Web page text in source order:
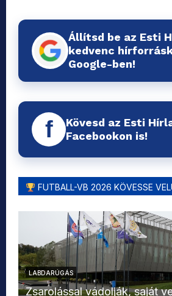
Állítsd be az Esti
kedvenc
Google-ben!
f
Kövesd az Esti
Facebookon is!
FUTBALL-VB 2026 KÖVESSE
LABDARÚGÁS
Zsarolással vádolják, saját